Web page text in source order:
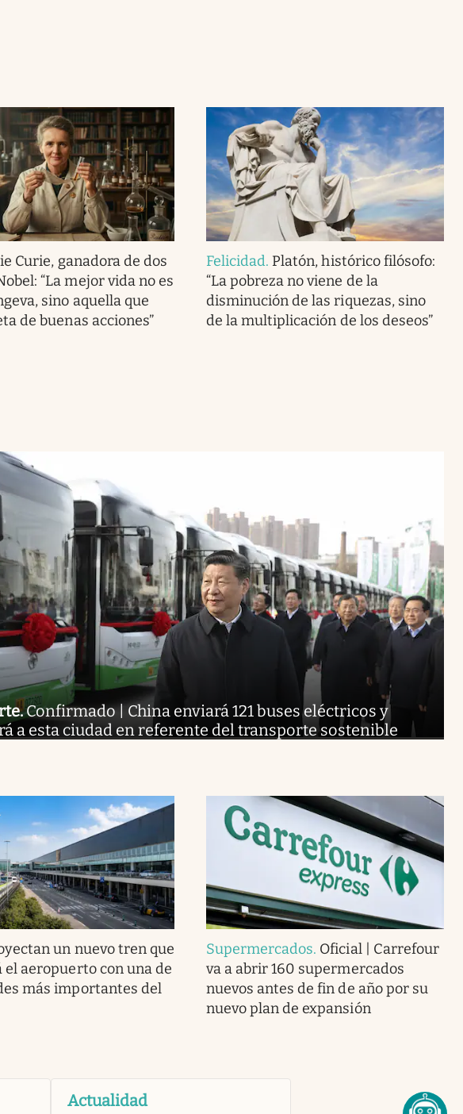
Curie, ganadora de dos
“La mejor vida no es
sino aquella que
de buenas acciones”
Felicidad. Platón, histórico filósofo:
“La pobreza no viene de la
disminución de las riquezas, sino
de la multiplicación de los deseos”
.Confirmado | China enviará 121 buses eléctricos y
a esta ciudad en referente del transporte sostenible
un nuevo tren que
el aeropuerto con una de
más importantes del
Supermercados. Oficial | Carrefour
va a abrir 160 supermercados
nuevos antes de fin de año por su
nuevo plan de expansión
Actualidad